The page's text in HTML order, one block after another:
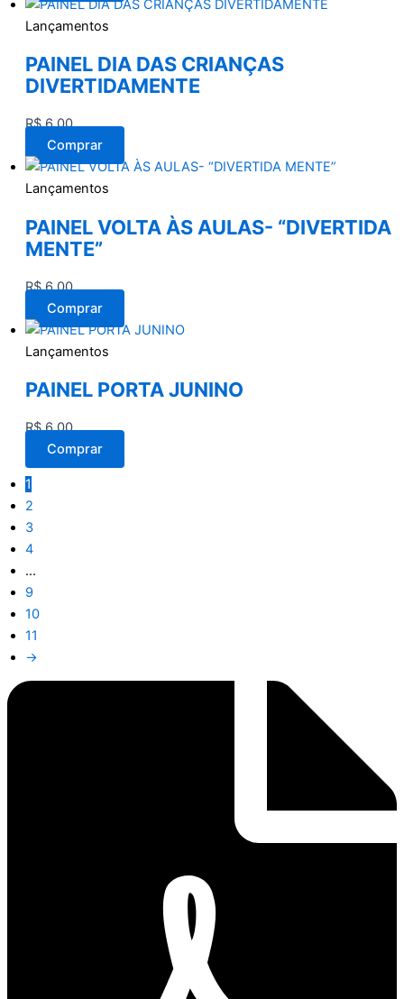
Lançamentos
PAINEL DIA DAS CRIANÇAS
DIVERTIDAMENTE
R$6,00
Comprar
Lançamentos
PAINEL VOLTA ÀS AULAS- “DIVERTIDA
MENTE”
R$6,00
Comprar
Lançamentos
PAINEL PORTA JUNINO
R$6,00
Comprar
1
2
3
4
…
9
10
11
→